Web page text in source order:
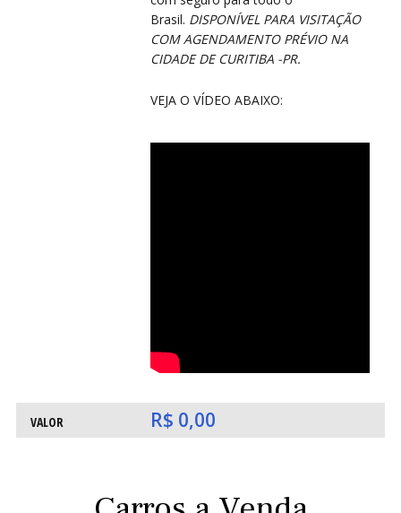
O
O
Brasil. DISPONÍVEL PARA VISITAÇÃO
COM AGENDAMENTO PRÉVIO NA
CIDADE DE CURITIBA -PR.
VEJA O VÍDEO ABAIXO:
VALOR R$ 0,00